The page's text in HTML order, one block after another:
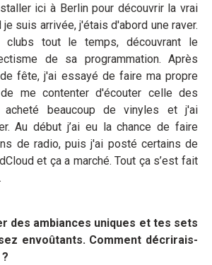
ici à Berlin pour découvrir la vrai
je suis arrivée, j'étais d'abord une raver.
clubs tout le temps, découvrant le
de sa programmation. Après
fête, j'ai essayé de faire ma propre
me contenter d'écouter celle des
acheté beaucoup de vinyles et j'ai
Au début j’ai eu la chance de faire
de radio, puis j'ai posté certains de
et ça a marché. Tout ça s’est fait
des ambiances uniques et tes sets
envoûtants. Comment décrirais-